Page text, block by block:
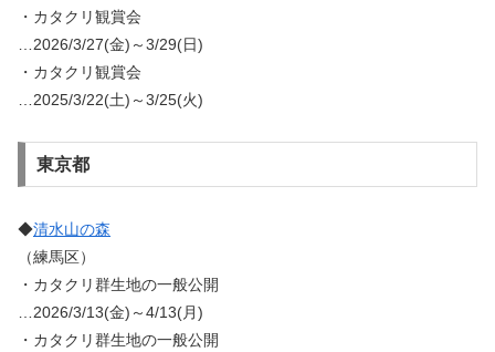
・カタクリ観賞会
…2026/3/27(金)～3/29(日)
・カタクリ観賞会
…2025/3/22(土)～3/25(火)
東京都
◆清水山の森
（練馬区）
・カタクリ群生地の一般公開
…2026/3/13(金)～4/13(月)
・カタクリ群生地の一般公開